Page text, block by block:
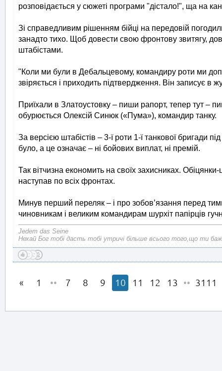
розповідається у сюжеті програми "дістало!", ща на
Зі справедливим рішенням бійці на передовій
занадто тихо. Щоб довести свою фронтову звитягу,
штабістами.
"Коли ми були в Дебальцевому, командиру роти ми
звіряється і приходить підтвердження. Він записує в
Приїхали в Златоустовку – пиши рапорт, тепер тут –
обурюється Олексій Синюк («Пума»), командир танку.
За версією штабістів – 3-ї роти 1-ї танкової бригади
було, а це означає – ні бойових виплат, ні премій.
Так вітчизна економить на своїх захисниках.
наступав по всіх фронтах.
Минув перший переляк – і про зобов’язання перед
чиновникам і великим командирам шурхіт папірців
Jedem das Seine
Нехай Бог тобі дасть тобі утричі більше всього того,що ти
1 •• 7 8 9 10 11 12 13 •• 3111